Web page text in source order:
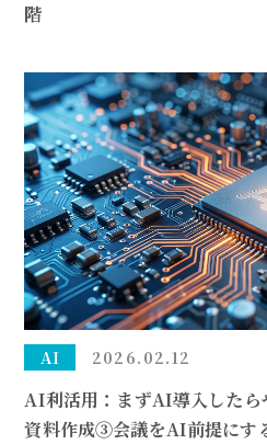
階
AI 2026.02.12
AI利活用：まずAI導入した
資料作成③会議をAI前提にす